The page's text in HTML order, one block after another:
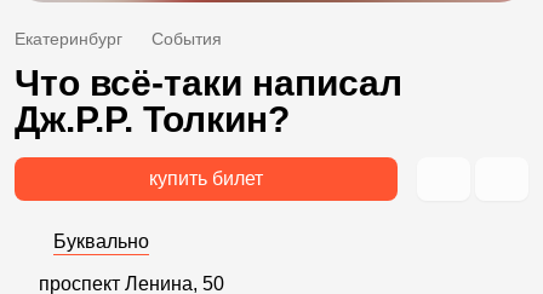
Екатеринбург События
Что всё-таки написал
Дж.Р.Р. Толкин?
купить билет
Буквально
проспект Ленина, 50